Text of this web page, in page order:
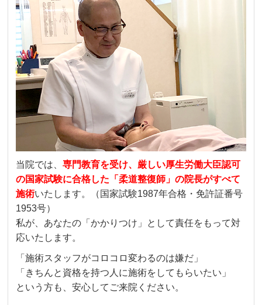
当院では、専門教育を受け、厳しい厚生労働大臣認可
の国家試験に合格した「柔道整復師」の院長がすべて
施術いたします。（国家試験1987年合格・免許証番号
1953号）
私が、あなたの「かかりつけ」として責任をもって対
応いたします。
「施術スタッフがコロコロ変わるのは嫌だ」
「きちんと資格を持つ人に施術をしてもらいたい」
という方も、安心してご来院ください。